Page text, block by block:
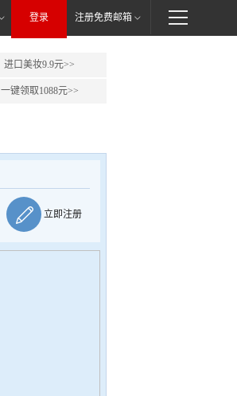
登录 注册免费邮箱
进口美妆9.9元>>
一键领取1088元>>
立即注册